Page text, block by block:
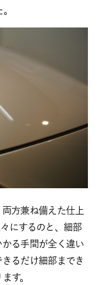
方兼ね備えた仕上
にするのと、細部
る手間が全く違い
るだけ細部までき
す。